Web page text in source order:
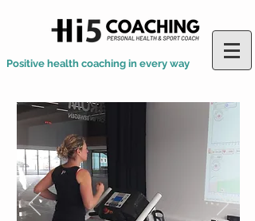
Positive health coaching in every way